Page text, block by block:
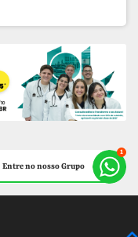
Entre no nosso Grupo